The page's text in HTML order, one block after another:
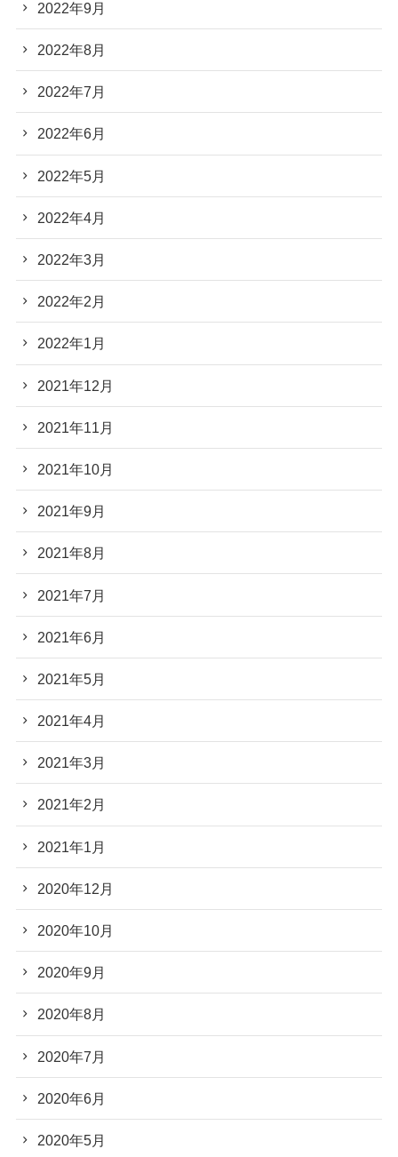
2022年9月
2022年8月
2022年7月
2022年6月
2022年5月
2022年4月
2022年3月
2022年2月
2022年1月
2021年12月
2021年11月
2021年10月
2021年9月
2021年8月
2021年7月
2021年6月
2021年5月
2021年4月
2021年3月
2021年2月
2021年1月
2020年12月
2020年10月
2020年9月
2020年8月
2020年7月
2020年6月
2020年5月